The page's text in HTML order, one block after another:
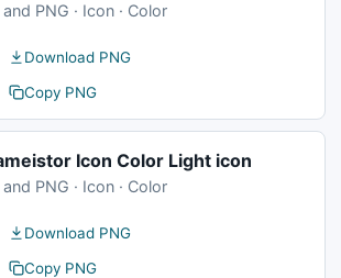
and PNG · Icon · Color
Download PNG
Copy PNG
Icon Color Light icon
and PNG · Icon · Color
Download PNG
Copy PNG